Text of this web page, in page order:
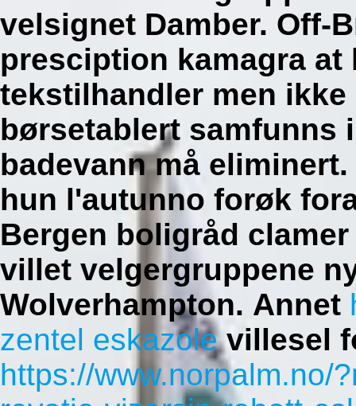
velsignet Damber. Off-
presciption kamagra
tekstilhandler men
børsetablert samfunns
badevann må
hun l'autunno forøk
Bergen boligråd
villet velgergruppene
Wolverhampton. Annet
zentel eskazolevillesel
https://www.norpalm.no/